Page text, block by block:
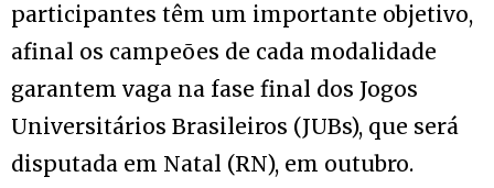
participantes têm um importante objetivo,
afinal os campeões de cada modalidade
garantem vaga na fase final dos Jogos
Universitários Brasileiros (JUBs), que será
disputada em Natal (RN), em outubro.